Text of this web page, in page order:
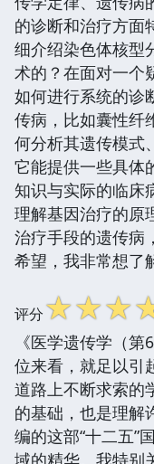
的诊断和治疗方面
细介绍染色体核型
术的？在面对一个
如何进行系统的诊
传病，比如囊性纤
何分析其遗传模式
它能提供一些具体
知识与实际的临床
理解基因治疗的原
治疗手段的遗传病
希望，我非常想了
评分☆☆☆
《医学遗传学（
位来看，就足以引
道路上不断求索的
的基础，也是理解
编的这部“十二五”
域的精华。我特别